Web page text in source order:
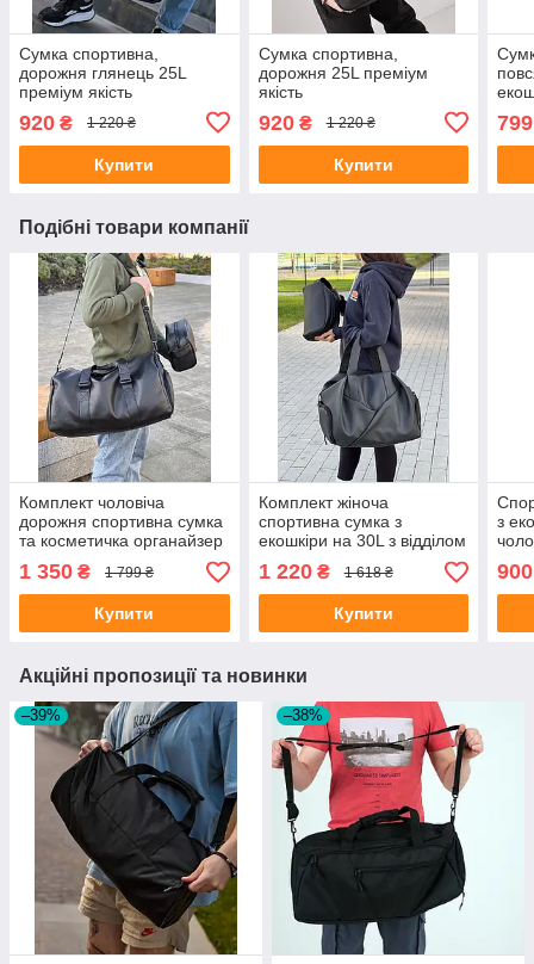
Сумка спортивна,
дорожня глянець 25L
преміум якість
920 ₴ 1 220 ₴
Купити
Сумка спортивна,
дорожня 25L преміум
якість
920₴ 1 220 ₴
Купити
799
Подібні товари компанії
Комплект чоловіча
дорожня спортивна сумка
та косметичка органайзер
1 350 ₴ 1 799 ₴
Купити
Комплект жіноча
спортивна сумка з
екошкіри на 30L з відділом
для взуття та органайзер
1 220₴ 1 618 ₴
Купити
з
900
Акційні пропозиції та новинки
–39% –38%